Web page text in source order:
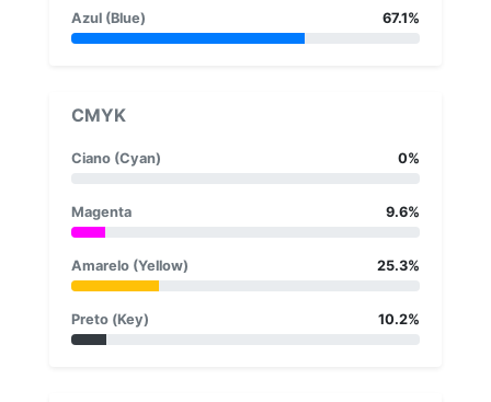
Azul (Blue) 67.1%
CMYK
Ciano (Cyan) 0%
Magenta 9.6%
Amarelo (Yellow) 25.3%
Preto (Key) 10.2%